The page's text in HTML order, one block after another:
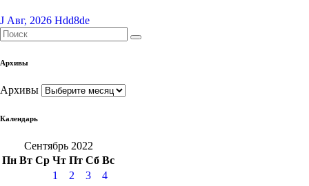
J Авг, 2026 Hdd8de
Архивы
Архивы
Календарь
Сентябрь 2022
Пн Вт Ср Чт Пт Сб Вс
1
2 3
4